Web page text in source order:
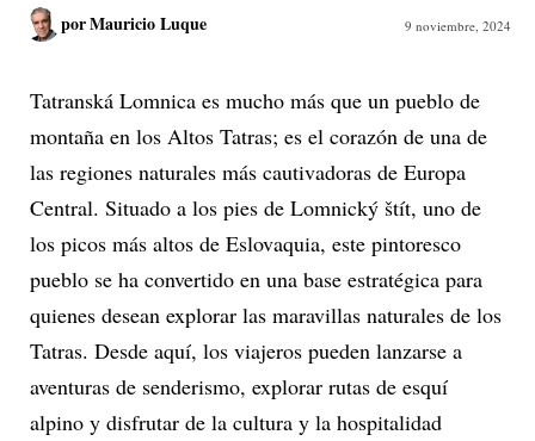
porMauricio Luque 9 noviembre, 2024
Tatranská Lomnica es mucho más que un pueblo de
montaña en los Altos Tatras; es el corazón de una de
las regiones naturales más cautivadoras de Europa
Central. Situado a los pies de Lomnický štít, uno de
los picos más altos de Eslovaquia, este pintoresco
pueblo se ha convertido en una base estratégica para
quienes desean explorar las maravillas naturales de los
Tatras. Desde aquí, los viajeros pueden lanzarse a
aventuras de senderismo, explorar rutas de esquí
alpino y disfrutar de la cultura y la hospitalidad